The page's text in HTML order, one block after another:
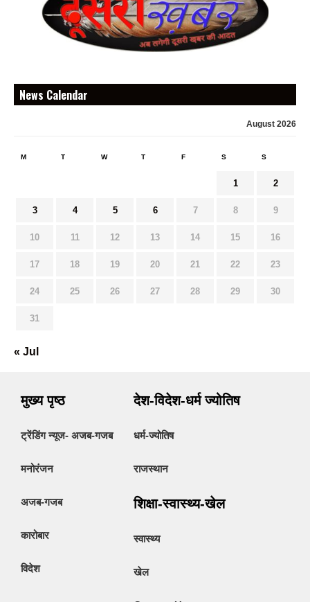
News Calendar
August 2026
M T W T F S S
1 2
3 4 5 6 7 8 9
10 11 12 13 14 15 16
17 18 19 20 21 22 23
24 25 26 27 28 29 30
31
« Jul
मुख्य पृष्ठ
ट्रेंडिंग न्यूज- अजब-गजब
मनोरंजन
अजब-गजब
कारोबार
विदेश
देश-विदेश-धर्म ज्योतिष
धर्म-ज्योतिष
राजस्थान
शिक्षा-स्वास्थ्य-खेल
स्वास्थ्य
खेल